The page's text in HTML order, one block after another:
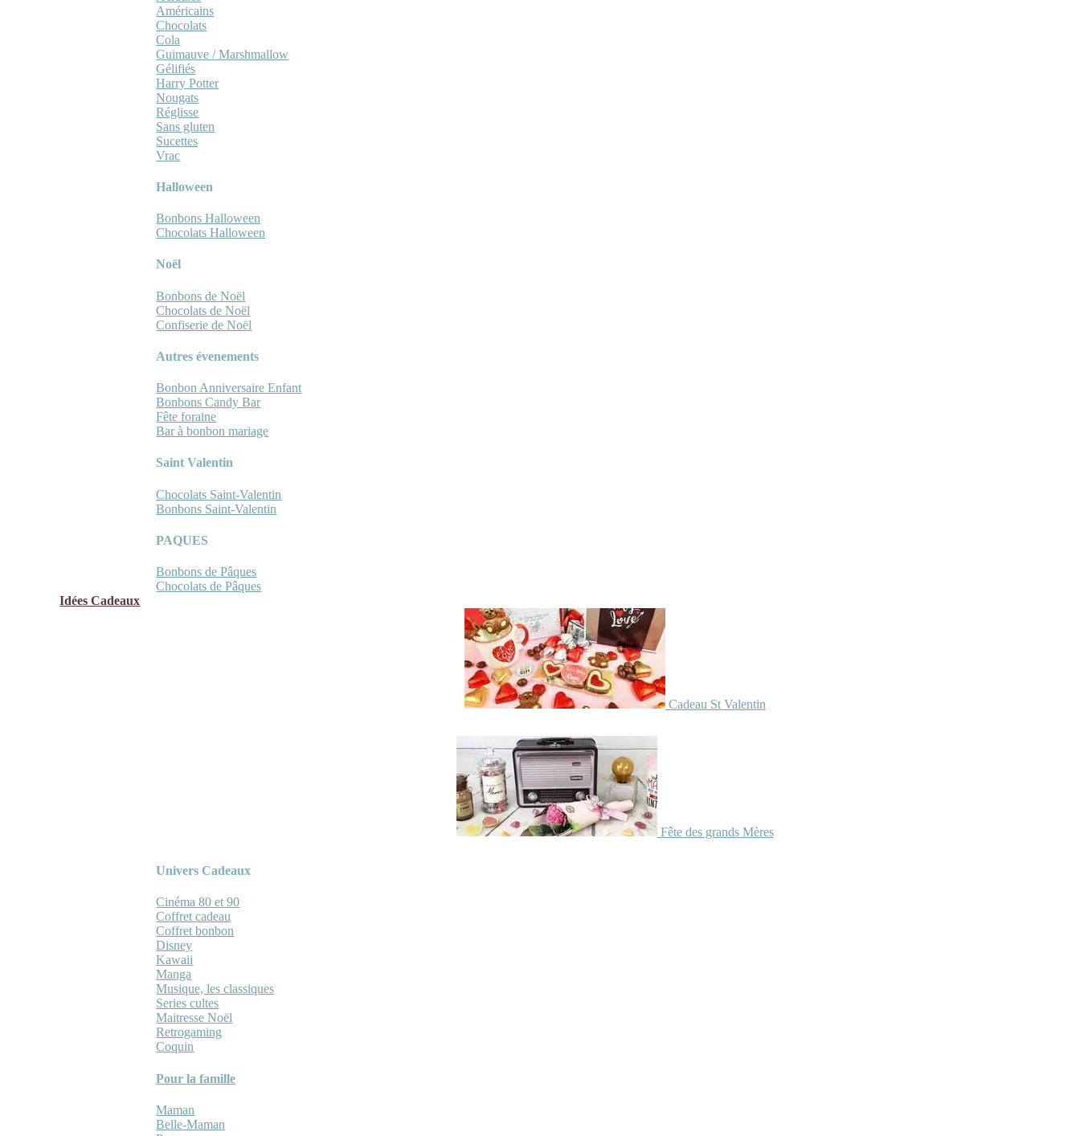
Américains
Chocolats
Cola
Guimauve / Marshmallow
Gélifiés
Harry Potter
Nougats
Réglisse
Sans gluten
Sucettes
Vrac
Halloween
Bonbons Halloween
Chocolats Halloween
Noël
Bonbons de Noël
Chocolats de Noël
Confiserie de Noël
Autres évenements
Bonbon Anniversaire Enfant
Bonbons Candy Bar
Fête foraine
Bar à bonbon mariage
Saint Valentin
Chocolats Saint-Valentin
Bonbons Saint-Valentin
PAQUES
Bonbons de Pâques
Chocolats de Pâques
Idées Cadeaux
Cadeau St Valentin
Fête des grands Mères
Univers Cadeaux
Cinéma 80 et 90
Coffret cadeau
Coffret bonbon
Disney
Kawaii
Manga
Musique, les classiques
Series cultes
Maitresse Noël
Retrogaming
Coquin
Pour la famille
Maman
Belle-Maman